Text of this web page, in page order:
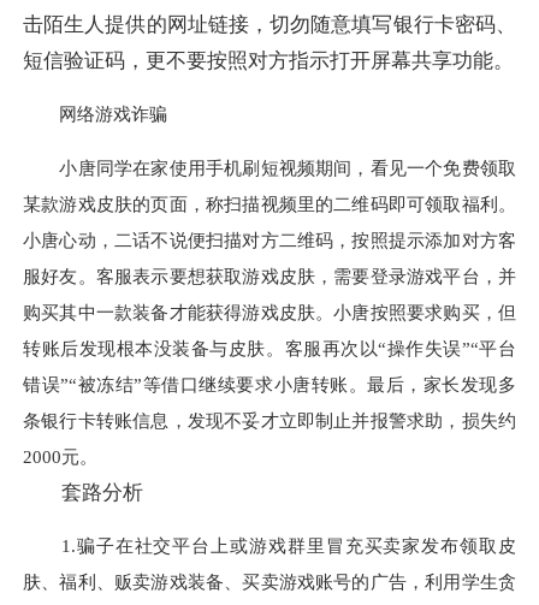
击陌生人提供的网址链接，切勿随意填写银行卡密码、
短信验证码，更不要按照对方指示打开屏幕共享功能。
网络游戏诈骗
小唐同学在家使用手机刷短视频期间，看见一个免费领取
某款游戏皮肤的页面，称扫描视频里的二维码即可领取福利。
小唐心动，二话不说便扫描对方二维码，按照提示添加对方客
服好友。客服表示要想获取游戏皮肤，需要登录游戏平台，并
购买其中一款装备才能获得游戏皮肤。小唐按照要求购买，但
转账后发现根本没装备与皮肤。客服再次以“操作失误”“平台
错误”“被冻结”等借口继续要求小唐转账。最后，家长发现多
条银行卡转账信息，发现不妥才立即制止并报警求助，损失约
2000元。
套路分析
1.骗子在社交平台上或游戏群里冒充买卖家发布领取皮
肤、福利、贩卖游戏装备、买卖游戏账号的广告，利用学生贪